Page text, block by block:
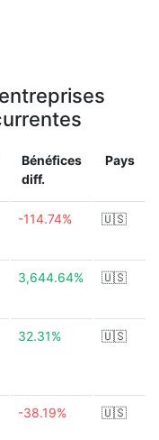
Bénéfices
diff.
Pays
-114.74% 🇺🇸
3,644.64% 🇺🇸
32.31% 🇺🇸
-38.19% 🇺🇸